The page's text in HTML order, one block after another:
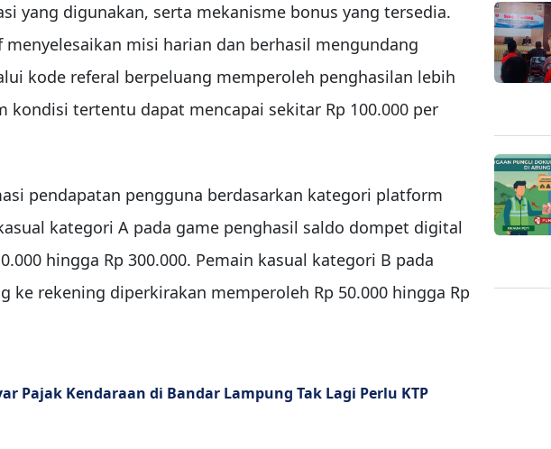
yang digunakan, serta mekanisme bonus yang tersedia.
menyelesaikan misi harian dan berhasil mengundang
kode referal berpeluang memperoleh penghasilan lebih
kondisi tertentu dapat mencapai sekitar Rp 100.000 per
pendapatan pengguna berdasarkan kategori platform
kategori A pada game penghasil saldo dompet digital
hingga Rp 300.000. Pemain kasual kategori B pada
ke rekening diperkirakan memperoleh Rp 50.000 hingga Rp
Pajak Kendaraan di Bandar Lampung Tak Lagi Perlu KTP